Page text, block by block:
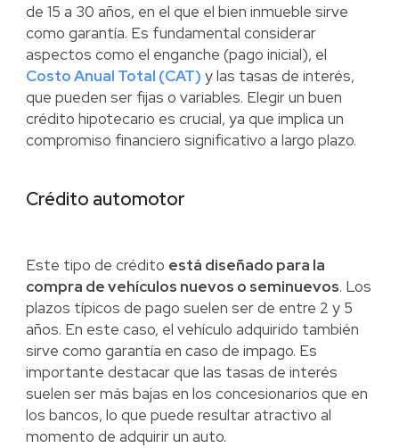
de 15 a 30 años, en el que el bien inmueble sirve
como garantía. Es fundamental considerar
aspectos como el enganche (pago inicial), el
Costo Anual Total (CAT) y las tasas de interés,
que pueden ser fijas o variables. Elegir un buen
crédito hipotecario es crucial, ya que implica un
compromiso financiero significativo a largo plazo.
Crédito automotor
Este tipo de crédito está diseñado para la
compra de vehículos nuevos o seminuevos. Los
plazos típicos de pago suelen ser de entre 2 y 5
años. En este caso, el vehículo adquirido también
sirve como garantía en caso de impago. Es
importante destacar que las tasas de interés
suelen ser más bajas en los concesionarios que en
los bancos, lo que puede resultar atractivo al
momento de adquirir un auto.